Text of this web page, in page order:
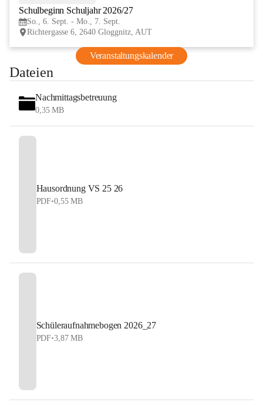
Schulbeginn Schuljahr 2026/27
So., 6. Sept. - Mo., 7. Sept.
Richtergasse 6, 2640 Gloggnitz, AUT
Veranstaltungskalender
Dateien
Nachmittagsbetreuung
0,35 MB
Hausordnung VS 25 26
PDF•0,55 MB
Schüleraufnahmebogen 2026_27
PDF•3,87 MB